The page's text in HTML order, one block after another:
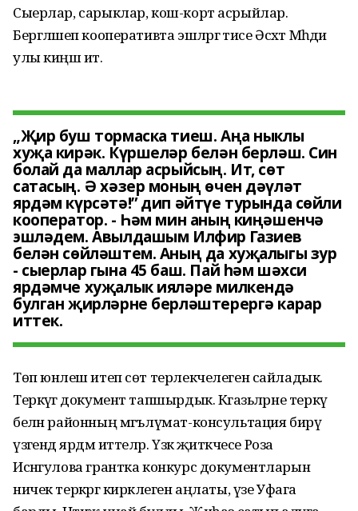
Сыерлар, сарыклар, кош-корт асрыйлар.
Бергәләшеп кооперативта эшләргә әтисе Әсхәт Мәһәди
улы киңәш итә.
„Җир буш тормаска тиеш. Аңа ныклы
хуҗа кирәк. Күршеләр белән берләш. Син
болай да маллар асрыйсың. Ит, сөт
сатасың. Ә хәзер моның өчен дәүләт
ярдәм күрсәтә!” дип әйтүе турында сөйли
кооператор. - Һәм мин аның киңәшенчә
эшләдем. Авылдашым Илфир Газиев
белән сөйләштем. Аның да хуҗалыгы зур
- сыерлар гына 45 баш. Пай һәм шәхси
ярдәмче хуҗалык ияләре милкендә
булган җирләрне берләштерергә карар
иттек.
Төп юнәлеш итеп сөт терлекчелеген сайладык.
Теркәүгә документ тапшырдык. Кәгазьләрне теркәү
белән районның мәгълүмат-консультация бирү
үзәгендә ярдәм иттеләр. Үзәк җитәкчесе Роза
Исәнгулова грантка конкурс документларын
ничек теркәргә кирәклеген аңлаты, үзе Уфага